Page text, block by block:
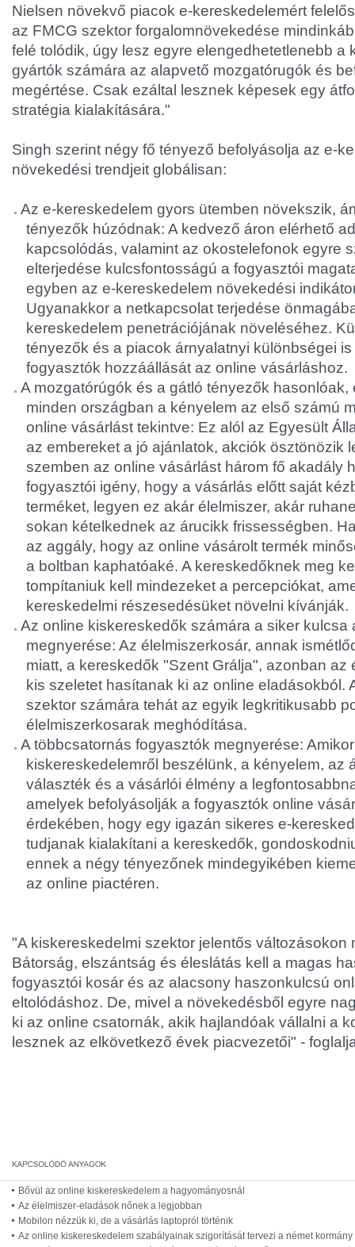
Nielsen növekvő piacok e-kereskedelemért
az FMCG szektor forgalomnövekedése
felé tolódik, úgy lesz egyre elengedhetetlenebb a
gyártók számára az alapvető mozgatórugók és
megértése. Csak ezáltal lesznek képesek egy
stratégia kialakítására."
Singh szerint négy fő tényező befolyásolja az e-
növekedési trendjeit globálisan:
Az e-kereskedelem gyors ütemben növekszik,
tényezők húzódnak: A kedvező áron elérhető
kapcsolódás, valamint az okostelefonok egyre
elterjedése kulcsfontosságú a fogyasztói
egyben az e-kereskedelem növekedési
Ugyanakkor a netkapcsolat terjedése
kereskedelem penetrációjának növeléséhez.
tényezők és a piacok árnyalatnyi különbségei
fogyasztók hozzáállását az online vásárláshoz.
A mozgatórúgók és a gátló tényezők hasonlóak,
minden országban a kényelem az első számú
online vásárlást tekintve: Ez alól az Egyesült
az embereket a jó ajánlatok, akciók ösztönözik
szemben az online vásárlást három fő akadály
fogyasztói igény, hogy a vásárlás előtt saját
terméket, legyen ez akár élelmiszer, akár
sokan kételkednek az árucikk frissességben.
az aggály, hogy az online vásárolt termék
a boltban kaphatóaké. A kereskedőknek meg
tompítaniuk kell mindezeket a percepciókat,
kereskedelmi részesedésüket növelni kívánják.
Az online kiskereskedők számára a siker kulcsa
megnyerése: Az élelmiszerkosár, annak
miatt, a kereskedők "Szent Grálja", azonban az
kis szeletet hasítanak ki az online eladásokból.
szektor számára tehát az egyik legkritikusabb
élelmiszerkosarak meghódítása.
A többcsatornás fogyasztók megnyerése:
kiskereskedelemről beszélünk, a kényelem, az
választék és a vásárlói élmény a
amelyek befolyásolják a fogyasztók online
érdekében, hogy egy igazán sikeres e-
tudjanak kialakítani a kereskedők,
ennek a négy tényezőnek mindegyikében
az online piactéren.
"A kiskereskedelmi szektor jelentős változásokon
Bátorság, elszántság és éleslátás kell a magas
fogyasztói kosár és az alacsony haszonkulcsú
eltolódáshoz. De, mivel a növekedésből egyre
ki az online csatornák, akik hajlandóak vállalni a
lesznek az elkövetkező évek piacvezetői" -
Bővül az online kiskereskedelem a hagyományosnál
Az élelmiszer-eladások nőnek a legjobban
Mobilon nézzük ki, de a vásárlás laptopról történik
Az online kiskereskedelem szabályainak szigorítását tervezi a német kormány